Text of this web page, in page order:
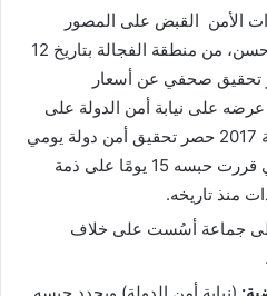
الأمن القبض على المصور
الصحفي محمد الحسيني حسن، من منطقة الفجالة بتاريخ 12
تصوير تحقيق صحفي عن أسعار
على نيابة أمن الدولة على
ذمة القضية رقم 915 لسنة 2017 حصر تحقيق أمن دولة يومي
26 و27 من سبتمبر، والتي قررت حبسه 15 يومًا على ذمة
منذ تاريخه.
إلى جماعة أسُست على خلاف